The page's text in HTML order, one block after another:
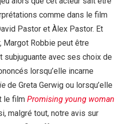
comme dans le film
Pastor et Àlex Pastor. Et
Margot Robbie peut être
subjuguante avec ses choix de
lorsqu’elle incarne
de Greta Gerwig ou lorsqu’elle
le film Promising young woman
malgré tout, notre avis sur